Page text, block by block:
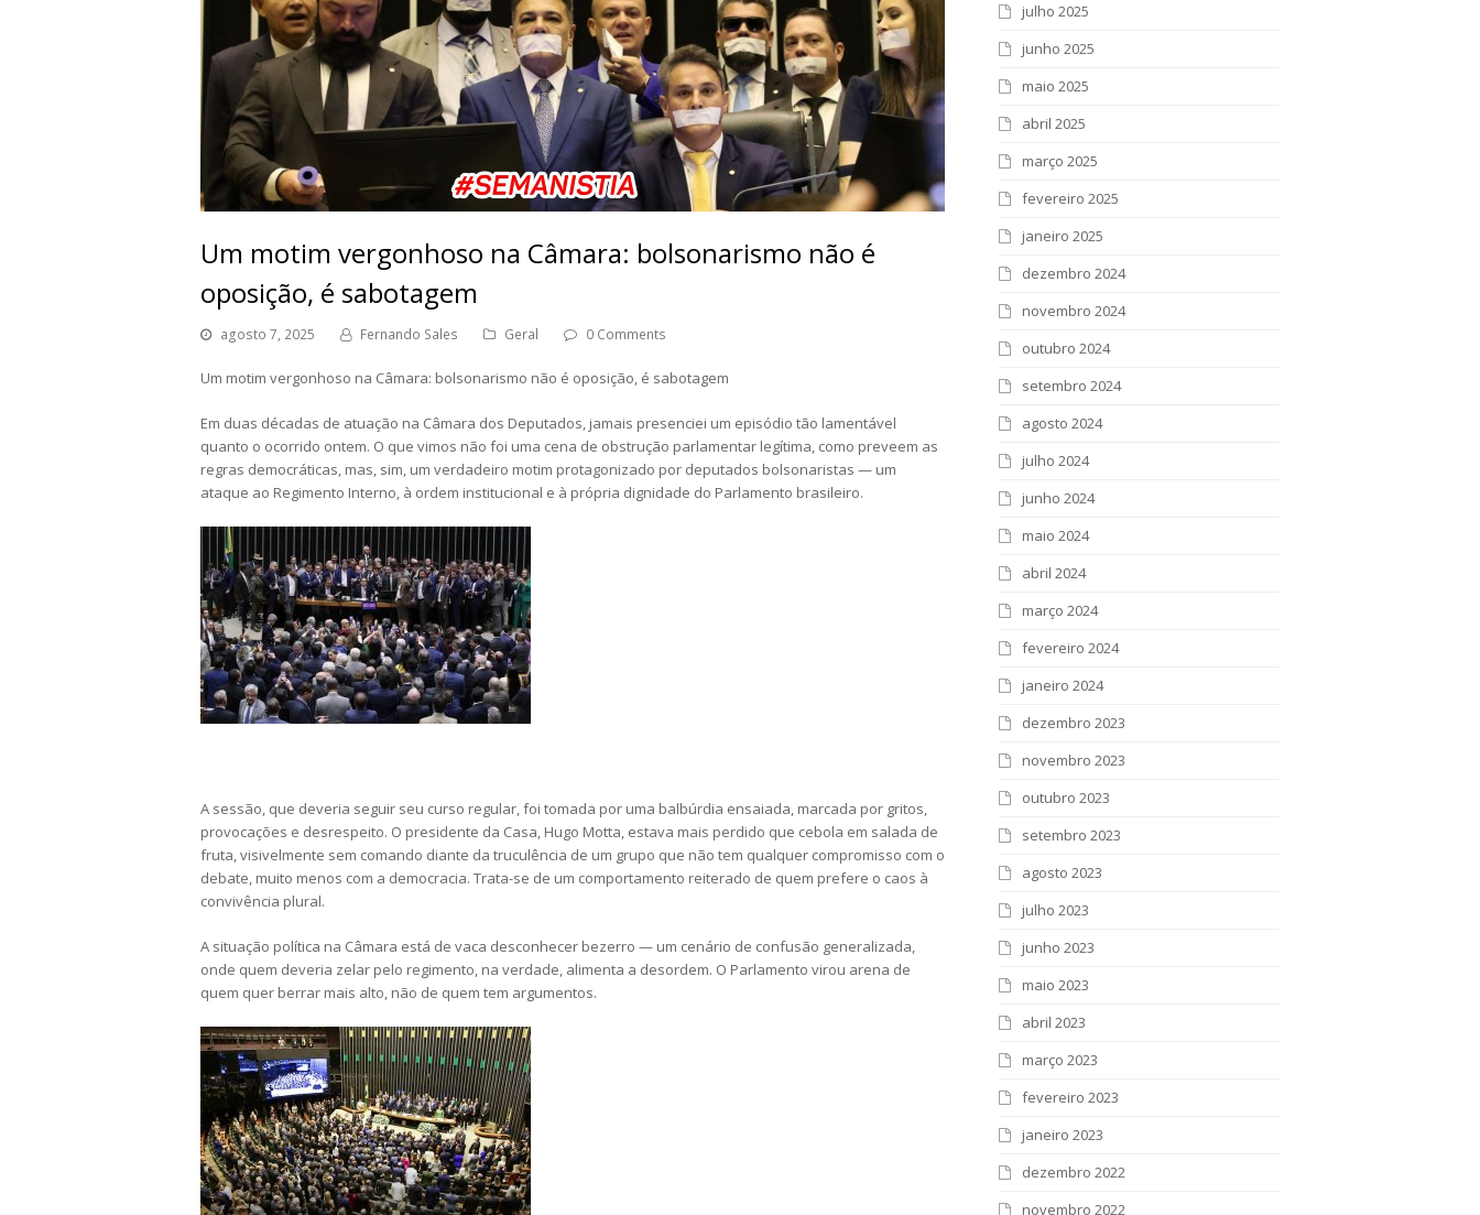
Um motim vergonhoso na Câmara: bolsonarismo não é
oposição, é sabotagem
agosto 7, 2025 Fernando Sales Geral 0 Comments
Um motim vergonhoso na Câmara: bolsonarismo não é oposição, é sabotagem
Em duas décadas de atuação na Câmara dos Deputados, jamais presenciei um episódio tão lamentável
quanto o ocorrido ontem. O que vimos não foi uma cena de obstrução parlamentar legítima, como preveem as
regras democráticas, mas, sim, um verdadeiro motim protagonizado por deputados bolsonaristas — um
ataque ao Regimento Interno, à ordem institucional e à própria dignidade do Parlamento brasileiro.
A sessão, que deveria seguir seu curso regular, foi tomada por uma balbúrdia ensaiada, marcada por gritos,
provocações e desrespeito. O presidente da Casa, Hugo Motta, estava mais perdido que cebola em salada de
fruta, visivelmente sem comando diante da truculência de um grupo que não tem qualquer compromisso com o
debate, muito menos com a democracia. Trata-se de um comportamento reiterado de quem prefere o caos à
convivência plural.
A situação política na Câmara está de vaca desconhecer bezerro — um cenário de confusão generalizada,
onde quem deveria zelar pelo regimento, na verdade, alimenta a desordem. O Parlamento virou arena de
quem quer berrar mais alto, não de quem tem argumentos.
julho 2025
junho 2025
maio 2025
abril 2025
março 2025
fevereiro 2025
janeiro 2025
dezembro 2024
novembro 2024
outubro 2024
setembro 2024
agosto 2024
julho 2024
junho 2024
maio 2024
abril 2024
março 2024
fevereiro 2024
janeiro 2024
dezembro 2023
novembro 2023
outubro 2023
setembro 2023
agosto 2023
julho 2023
junho 2023
maio 2023
abril 2023
março 2023
fevereiro 2023
janeiro 2023
dezembro 2022
novembro 2022